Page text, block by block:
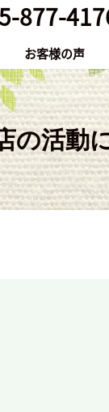
877-
お客様の声
の活動